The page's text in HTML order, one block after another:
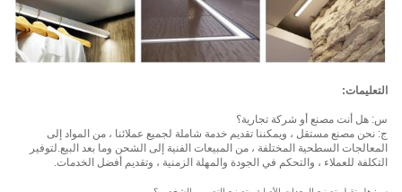
التعليمات:
س: هل أنت مصنع أو شركة تجارية؟
ج: نحن مصنع مستقل ، ويمكننا تقديم خدمة شاملة لجميع عملائنا ، من المواد إلى
المعالجات السطحية المختلفة ، من المبيعات الفنية إلى الشحن وما بعد البيع.لتوفير
التكلفة للعملاء ، والتحكم في الجودة والمهلة الزمنية ، وتقديم أفضل الخدمات.